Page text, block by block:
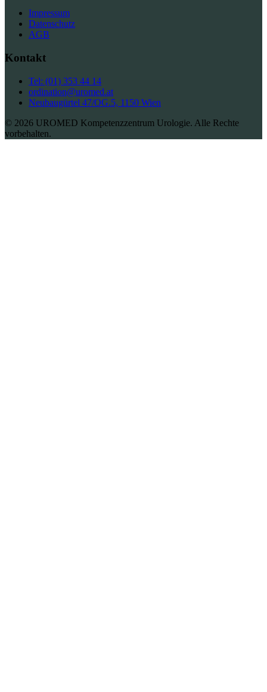
Impressum
Datenschutz
AGB
Kontakt
Tel: (01) 353 44 14
ordination@uromed.at
Neubaugürtel 47/OG.5, 1150 Wien
© 2026 UROMED Kompetenzzentrum Urologie. Alle Rechte
vorbehalten.